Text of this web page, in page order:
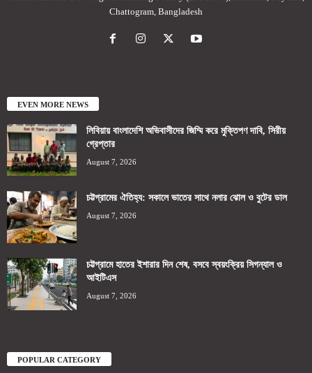
Chattogram, Bangladesh
EVEN MORE NEWS
লিবিয়ায় বাংলাদেশি অভিবাসীদের জিম্মি করে মুক্তিপণ দাবি, সিরীয়
গ্রেপ্তার
August 7, 2026
চট্টগ্রামের ঐতিহ্য: সকালে ভাতের সাথে নলার ঝোল ও বুটের ডাল
August 7, 2026
চট্টগ্রামে হাতের ইশারার দিন শেষ, বসবে স্বয়ংক্রিয় সিগন্যাল ও
আইটিএস
August 7, 2026
POPULAR CATEGORY